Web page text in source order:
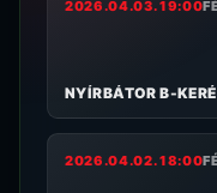
2026.04.03. 19:00
NYÍRBÁTOR B-
2026.04.02. 18:00